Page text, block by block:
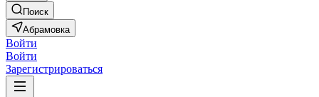
Поиск
Абрамовка
Войти
Войти
Зарегистрироваться